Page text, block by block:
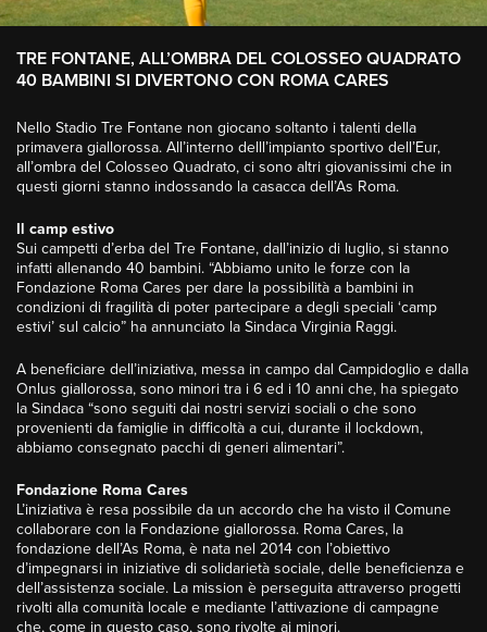
TRE FONTANE, ALL’OMBRA DEL COLOSSEO QUADRATO
40 BAMBINI SI DIVERTONO CON ROMA CARES
Nello Stadio Tre Fontane non giocano soltanto i talenti della
primavera giallorossa. All’interno delll’impianto sportivo dell’Eur,
all’ombra del Colosseo Quadrato, ci sono altri giovanissimi che in
questi giorni stanno indossando la casacca dell’As Roma.
Il camp estivo
Sui campetti d’erba del Tre Fontane, dall’inizio di luglio, si stanno
infatti allenando 40 bambini. “Abbiamo unito le forze con la
Fondazione Roma Cares per dare la possibilità a bambini in
condizioni di fragilità di poter partecipare a degli speciali ‘camp
estivi’ sul calcio” ha annunciato la Sindaca Virginia Raggi.
A beneficiare dell’iniziativa, messa in campo dal Campidoglio e dalla
Onlus giallorossa, sono minori tra i 6 ed i 10 anni che, ha spiegato
la Sindaca “sono seguiti dai nostri servizi sociali o che sono
provenienti da famiglie in difficoltà a cui, durante il lockdown,
abbiamo consegnato pacchi di generi alimentari”.
Fondazione Roma Cares
L’iniziativa è resa possibile da un accordo che ha visto il Comune
collaborare con la Fondazione giallorossa. Roma Cares, la
fondazione dell’As Roma, è nata nel 2014 con l’obiettivo
d’impegnarsi in iniziative di solidarietà sociale, delle beneficienza e
dell’assistenza sociale. La mission è perseguita attraverso progetti
rivolti alla comunità locale e mediante l’attivazione di campagne
che, come in questo caso, sono rivolte ai minori.